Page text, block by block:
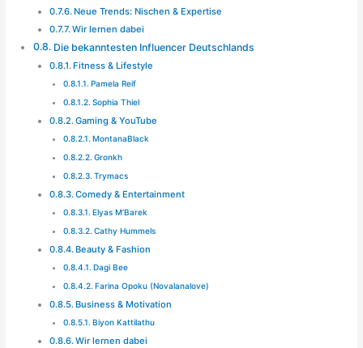
Neue Trends: Nischen & Expertise
Wir lernen dabei
Die bekanntesten Influencer Deutschlands
Fitness & Lifestyle
Pamela Reif
Sophia Thiel
Gaming & YouTube
MontanaBlack
Gronkh
Trymacs
Comedy & Entertainment
Elyas M’Barek
Cathy Hummels
Beauty & Fashion
Dagi Bee
Farina Opoku (Novalanalove)
Business & Motivation
Biyon Kattilathu
Wir lernen dabei